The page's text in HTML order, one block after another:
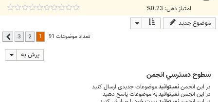
امتیاز دهی: 0.23%
موضوع جدید
تعداد موضوعات 91 2
3 بعدی
پرش به
سطوح دسترسي انجمن
در این انجمننمیتوانیدموضوعات جدیدی ارسال کنید
در این انجمننمیتوانیدبه موضوعات پاسخ دهید